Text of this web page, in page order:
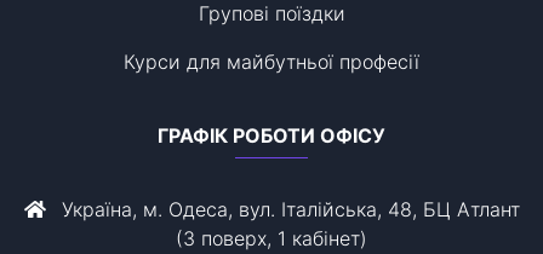
Групові поїздки
Курси для майбутньої професії
ГРАФІК РОБОТИ ОФІСУ
Україна, м. Одеса, вул. Італійська, 48, БЦ Атлант
(3 поверх, 1 кабінет)